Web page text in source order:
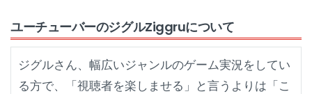
ユーチューバーのジグルZiggruについて
ジグルさん、幅広いジャンルのゲーム実況をしてい
る方で、「視聴者を楽しませる」と言うよりは「こ